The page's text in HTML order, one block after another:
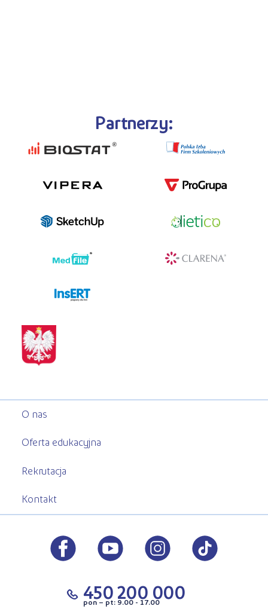
Partnerzy:
programy dla firm
O nas
Oferta edukacyjna
Rekrutacja
Kontakt
450 200 000
pon – pt: 9.00 - 17.00